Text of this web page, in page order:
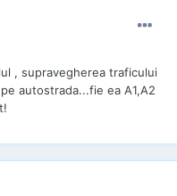
, supravegherea traficului
autostrada...fie ea A1,A2